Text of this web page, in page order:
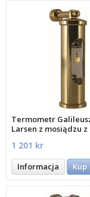
Termometr
Larsen z mosiądzu z
1 201 kr
Informacja Kup